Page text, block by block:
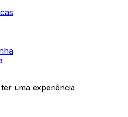
ter uma experiência